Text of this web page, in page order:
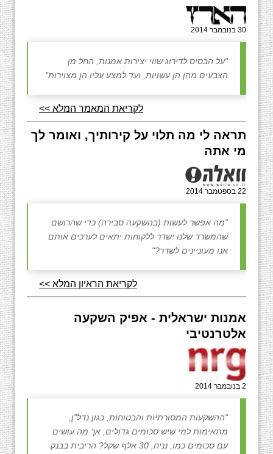
30 בנובמבר 2014
"על הבסיס לדירוג שווי יצירות אמנות, החל מן
הצבעים מהן הן עשויות, ועד למצע עליו הן מצוירות"
לקריאת המאמר המלא >>
תראה לי מה תלוי על קירותיך, ואומר לך
מי אתה
22 בספטמבר 2014
"מה אפשר לעשות (בהשקעה סבירה) כדי שהרושם
שהמשרד שלנו ישדר ללקוחות יתאים לערכים אותם
אנו מעוניינים לשדר?"
לקריאת הראיון המלא >>
אמנות ישראלית - אפיק השקעה
אלטרנטיבי
2 בנובמבר 2014
"ההשקעות המסורתיות והבטוחות, כגון נדל"ן,
מתאימות למי שיש סכומים גדולים, אך מה עושים
עם סכומים כמו, נניח, 30 אלף שקל? הריבית בבנק